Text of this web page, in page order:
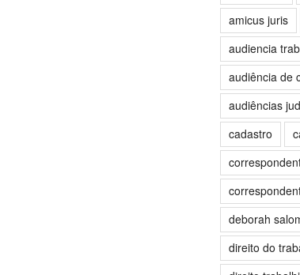
amicus juris
audiencia
audiência de
audiências
cadastro
deborah
direito do